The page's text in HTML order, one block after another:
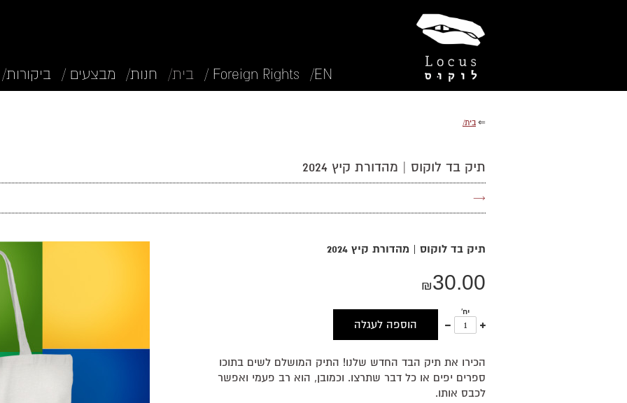
EN/
Foreign Rights / בית/ חנות/ מבצעים / ביקורות/
⇐ בית/
תיק בד לוקוס | מהדורת קיץ 2024
→
תיק בד לוקוס | מהדורת קיץ 2024
₪30.00
יח'
עוד
אחד
הוספה לעגלה
הכירו את תיק הבד החדש שלנו! התיק המושלם לשים בתוכו
ספרים יפים או כל דבר שתרצו. וכמובן, הוא רב פעמי ואפשר
לכבס אותו.